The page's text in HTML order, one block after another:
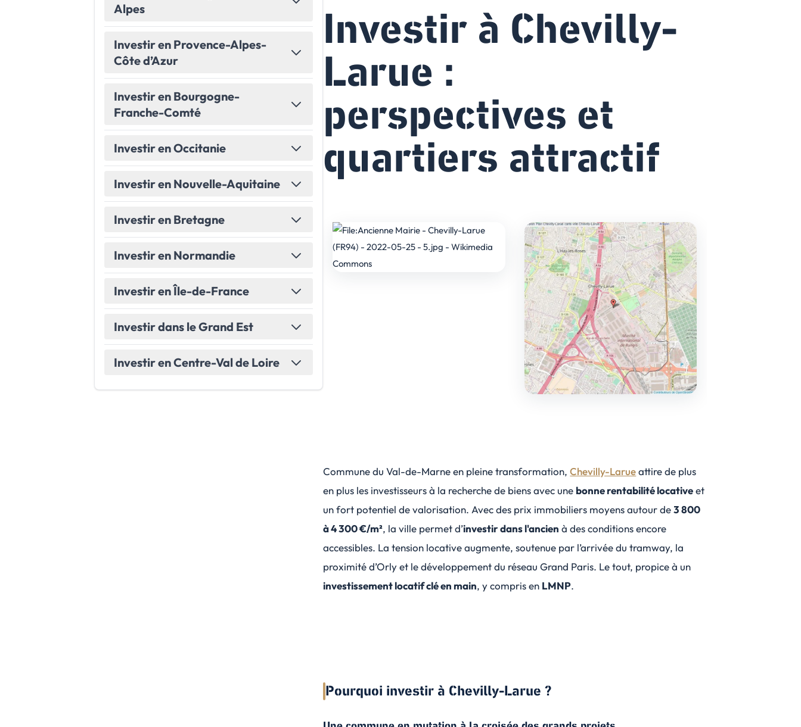
Toutes les villes→
Amérique du Nord
Alpes
Investir en Provence-Alpes-
Côte d’Azur
Investir en Bourgogne-
Franche-Comté
Investir en Occitanie
Investir en Nouvelle-Aquitaine
Investir en Bretagne
Investir en Normandie
Investir en Île-de-France
Investir dans le Grand Est
Investir en Centre-Val de Loire
Investir à Chevilly-
Larue :
perspectives et
quartiers attractif
Commune du Val-de-Marne en pleine transformation,Chevilly-Larueattire de plus
en plus les investisseurs à la recherche de biens avec une bonne rentabilité locativeet
un fort potentiel de valorisation. Avec des prix immobiliers moyens autour de3 800
à 4 300 €/m², la ville permet d’investir dans l'ancien à des conditions encore
accessibles. La tension locative augmente, soutenue par l’arrivée du tramway, la
proximité d’Orly et le développement du réseau Grand Paris. Le tout, propice à un
investissement locatif clé en main, y compris en LMNP.
Pourquoi investir à Chevilly-Larue ?